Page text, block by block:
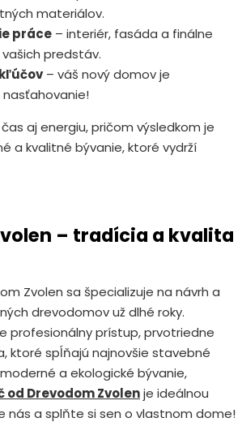
materiálov.
práce – interiér, fasáda a finálne
predstáv.
– váš nový domov je
aj energiu, pričom výsledkom je
a kvalitné bývanie, ktoré vydrží
– tradícia a kvalita
Zvolen sa špecializuje na návrh a
drevodomov už dlhé roky.
profesionálny prístup, prvotriedne
ktoré spĺňajú najnovšie stavebné
a ekologické bývanie,
Drevodom Zvolenje ideálnou
nás a splňte si sen o vlastnom dome!